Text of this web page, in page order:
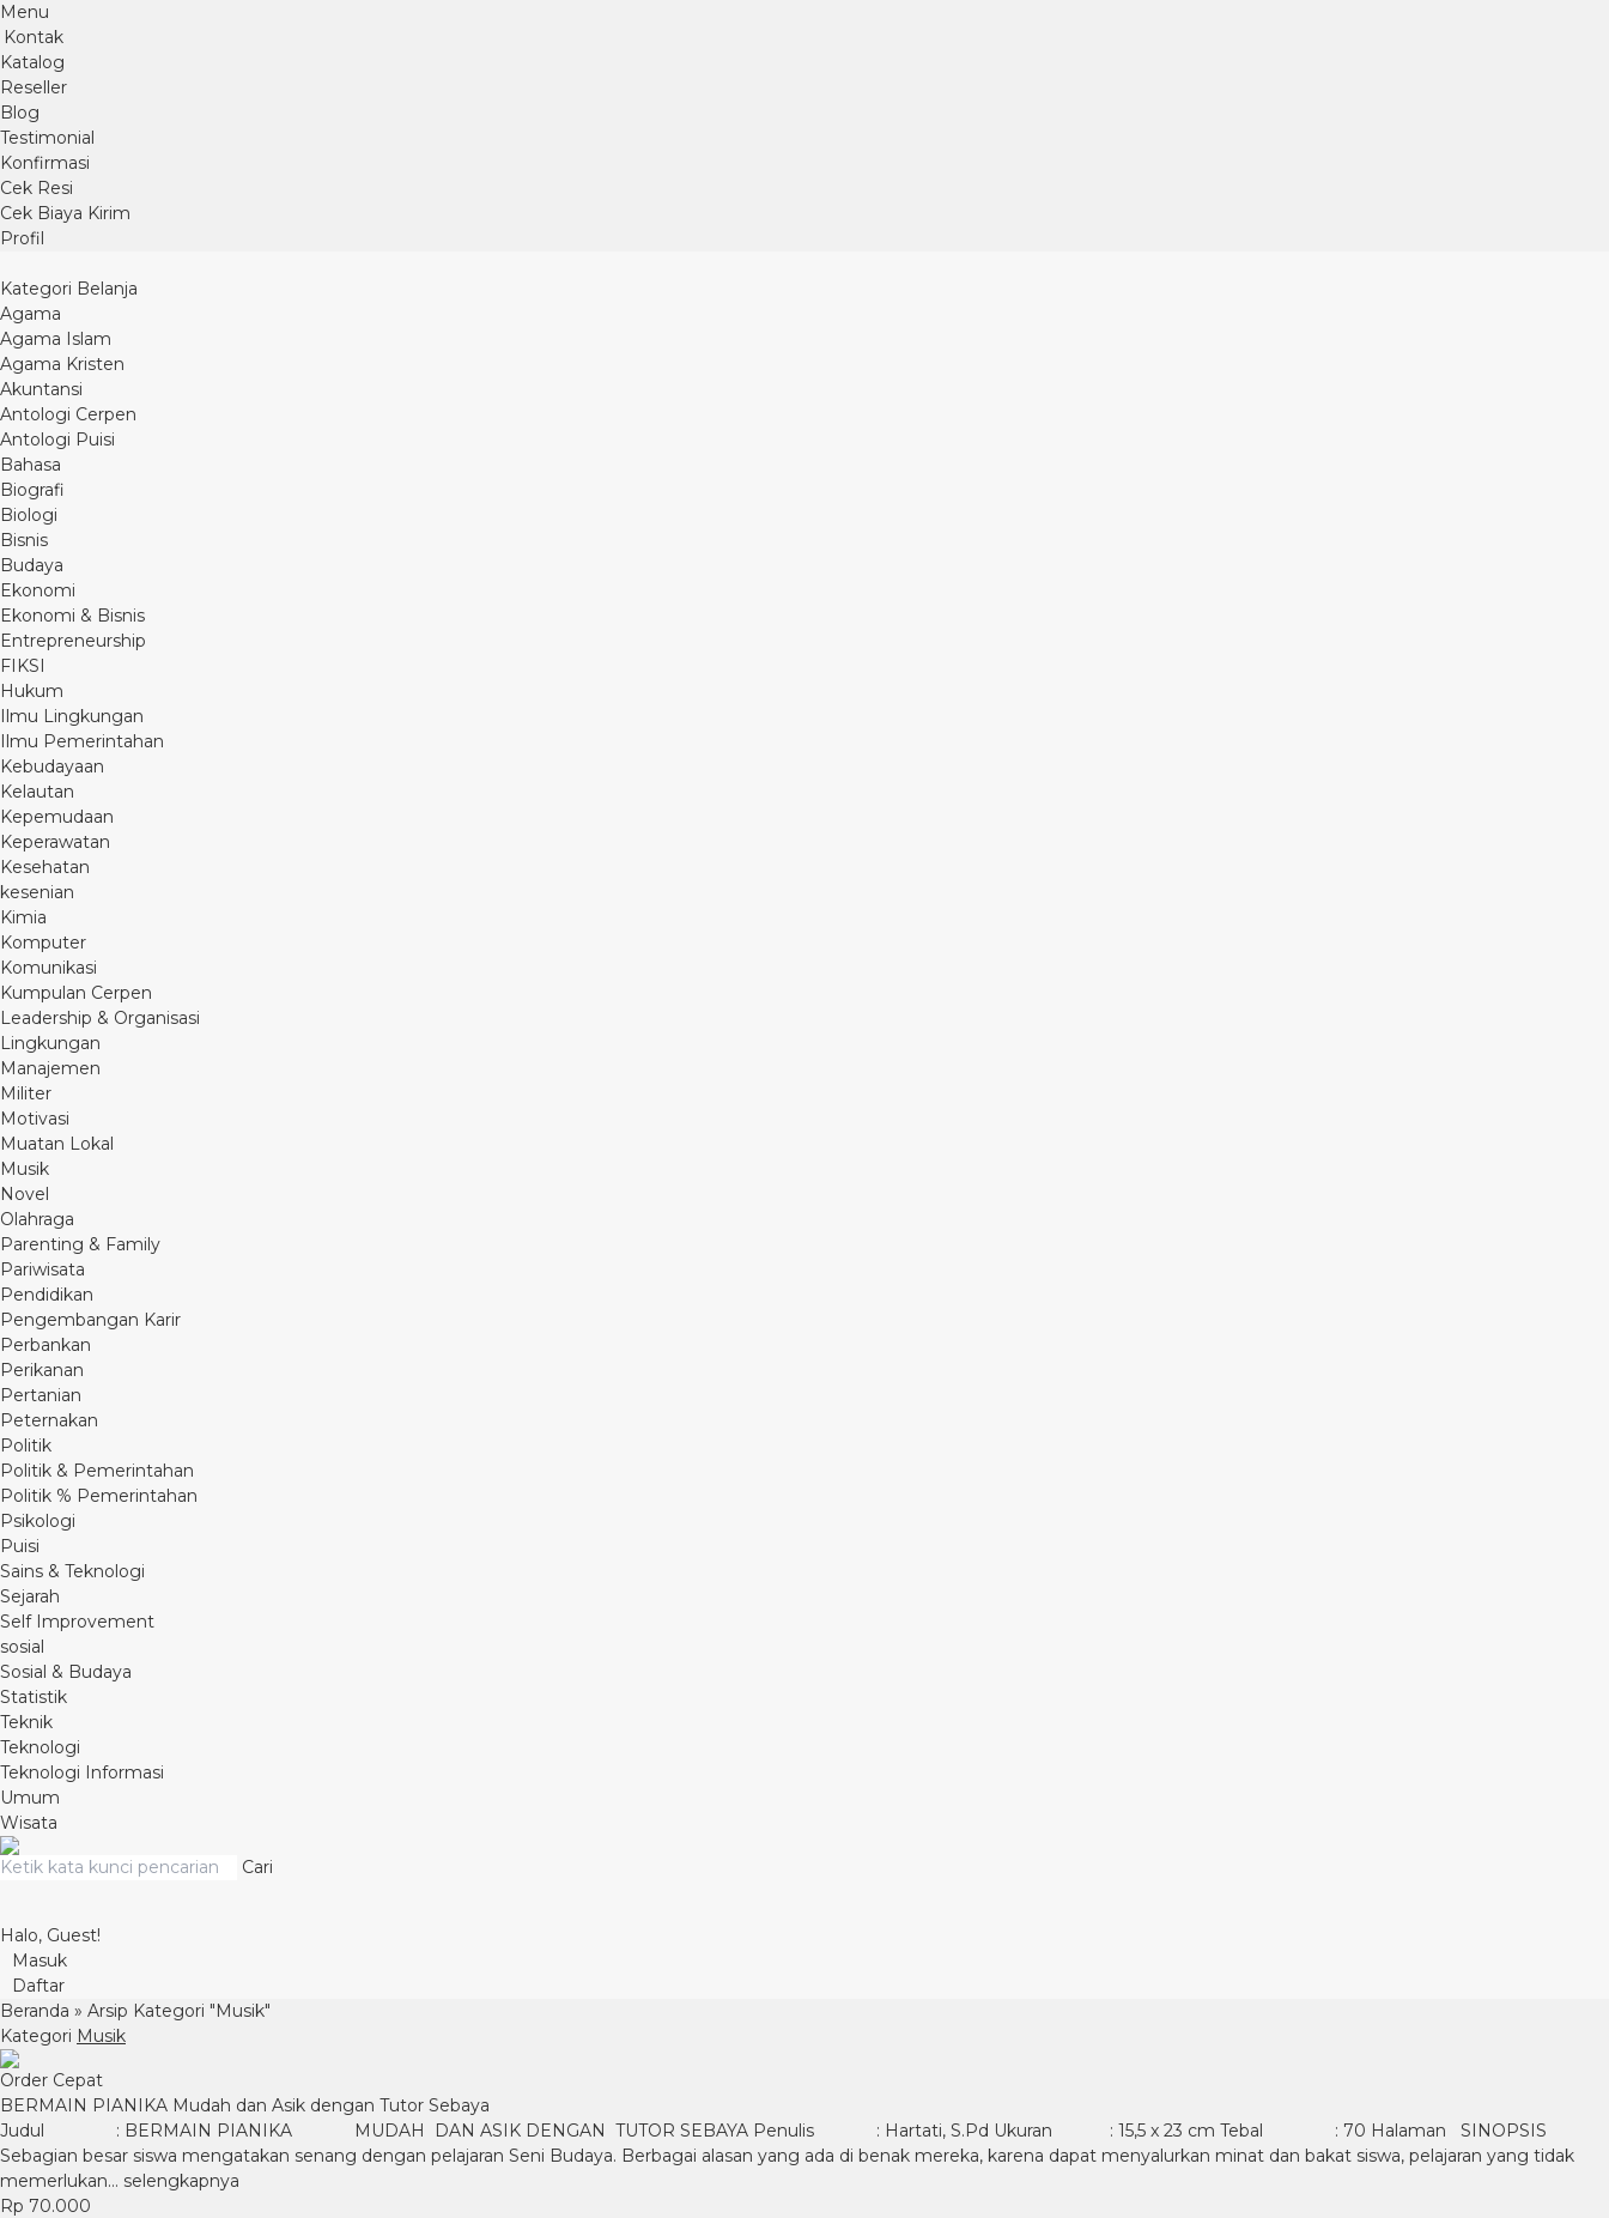
Menu
Kontak
Katalog
Reseller
Blog
Testimonial
Konfirmasi
Cek Resi
Cek Biaya Kirim
Profil
Kategori Belanja
Agama
Agama Islam
Agama Kristen
Akuntansi
Antologi Cerpen
Antologi Puisi
Bahasa
Biografi
Biologi
Bisnis
Budaya
Ekonomi
Ekonomi & Bisnis
Entrepreneurship
FIKSI
Hukum
Ilmu Lingkungan
Ilmu Pemerintahan
Kebudayaan
Kelautan
Kepemudaan
Keperawatan
Kesehatan
kesenian
Kimia
Komputer
Komunikasi
Kumpulan Cerpen
Leadership & Organisasi
Lingkungan
Manajemen
Militer
Motivasi
Muatan Lokal
Musik
Novel
Olahraga
Parenting & Family
Pariwisata
Pendidikan
Pengembangan Karir
Perbankan
Perikanan
Pertanian
Peternakan
Politik
Politik & Pemerintahan
Politik % Pemerintahan
Psikologi
Puisi
Sains & Teknologi
Sejarah
Self Improvement
sosial
Sosial & Budaya
Statistik
Teknik
Teknologi
Teknologi Informasi
Umum
Wisata
Cari
Halo, Guest!
Masuk
Daftar
Beranda » Arsip Kategori "Musik"
Kategori Musik
Order Cepat
BERMAIN PIANIKA Mudah dan Asik dengan Tutor Sebaya
Judul : BERMAIN PIANIKA MUDAH DAN ASIK DENGAN TUTOR SEBAYA Penulis : Hartati, S.Pd Ukuran : 15,5 x 23 cm Tebal : 70 Halaman SINOPSIS
Sebagian besar siswa mengatakan senang dengan pelajaran Seni Budaya. Berbagai alasan yang ada di benak mereka, karena dapat menyalurkan minat dan bakat siswa, pelajaran yang tidak
memerlukan… selengkapnya
Rp 70.000